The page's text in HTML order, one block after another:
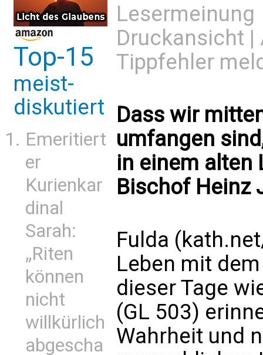
Top-15
meist-
diskutiert
Emeritiert
er
Kurienkar
dinal
Sarah:
„Riten
können
nicht
willkürlich
abgescha
Lesermeinung
Druckansicht |
Tippfehler
Dass wir
umfangen
in einem alten
Bischof Heinz
Fulda
Leben mit
dieser Tage
(GL 503)
Wahrheit und